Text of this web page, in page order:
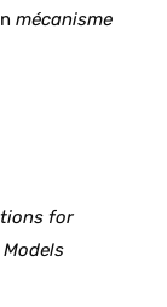
mécanisme
for